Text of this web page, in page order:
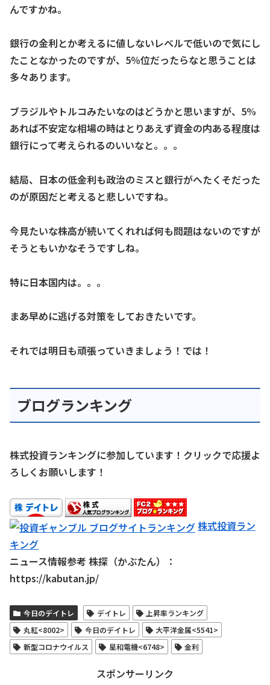
んですかね。
銀行の金利とか考えるに値しないレベルで低いので気にし
たことなかったのですが、5％位だったらなと思うことは
多々あります。
ブラジルやトルコみたいなのはどうかと思いますが、5%
あれば不安定な相場の時はとりあえず資金の内ある程度は
銀行にって考えられるのいいなと。。。
結局、日本の低金利も政治のミスと銀行がへたくそだった
のが原因だと考えると悲しいですね。
今見たいな株高が続いてくれれば何も問題はないのですが
そうともいかなそうですしね。
特に日本国内は。。。
まあ早めに逃げる対策をしておきたいです。
それでは明日も頑張っていきましょう！では！
ブログランキング
株式投資ランキングに参加しています！クリックで応援よ
ろしくお願いします！
株式投資ラン
キング
ニュース情報参考 株探（かぶたん）：
https://kabutan.jp/
今日のデイトレ デイトレ
上昇率ランキング
丸紅<8002>
今日のデイトレ
大平洋金属<5541>
新型コロナウイルス
星和電機<6748> 金利
スポンサーリンク